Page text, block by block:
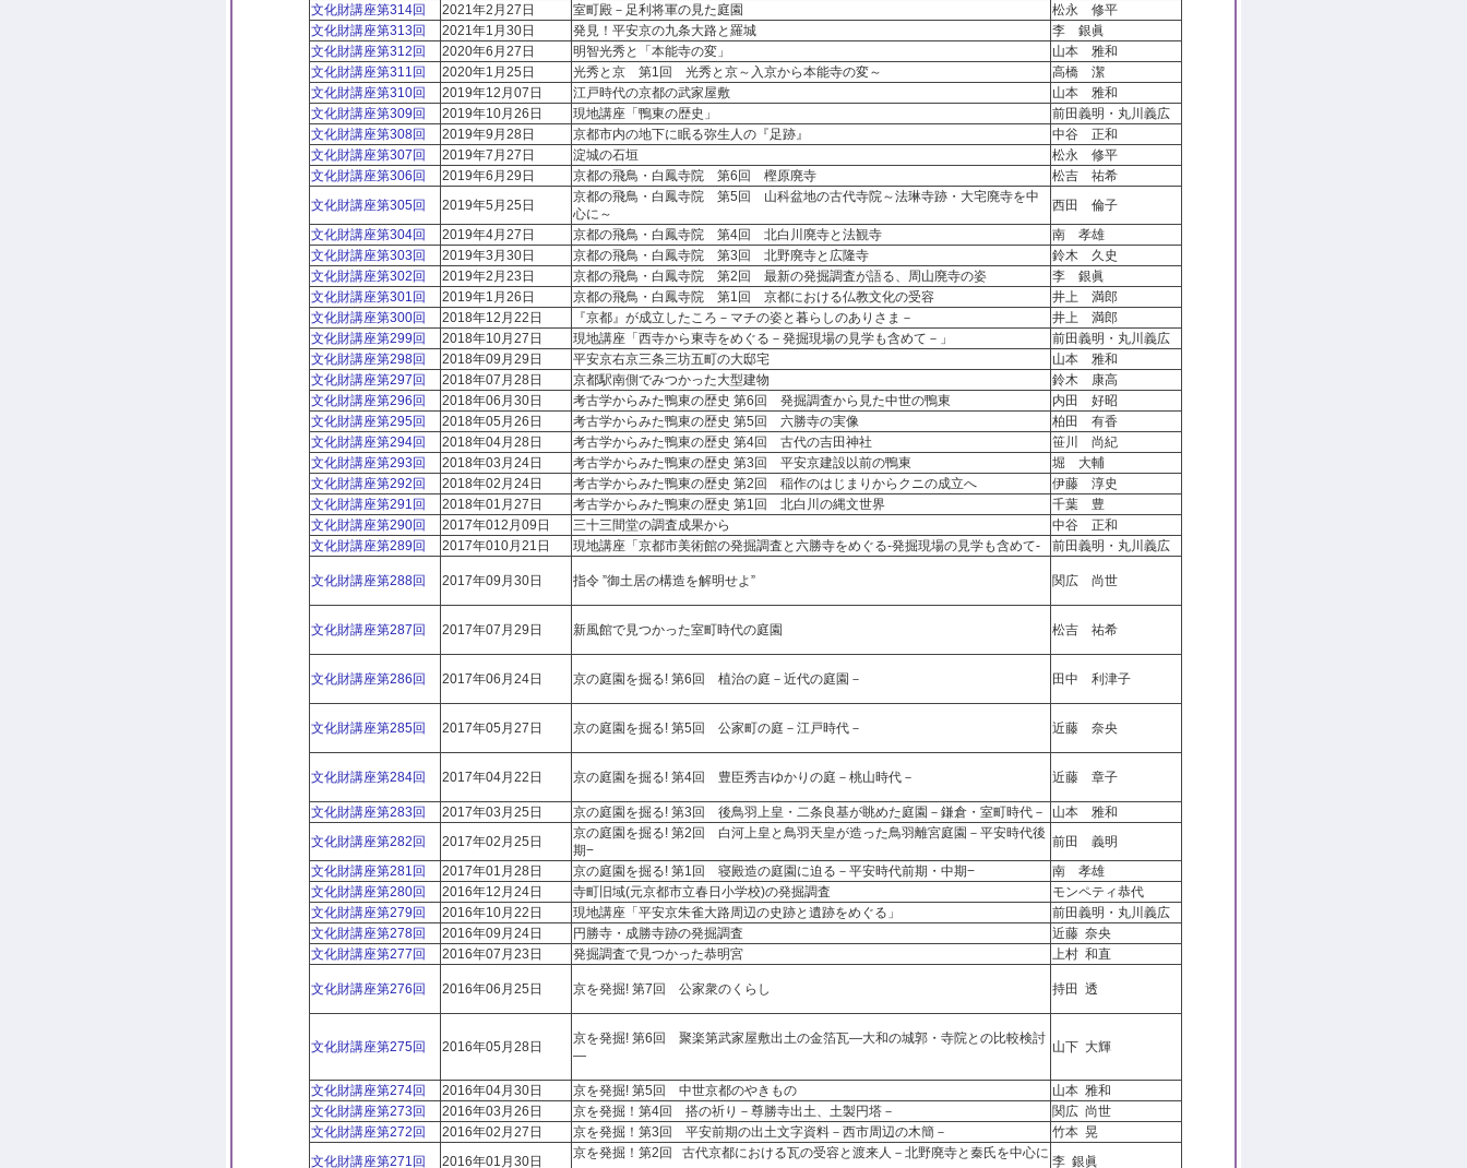
文化財講座第314回
2021年2月27日 室町殿－足利将軍の見た庭園
松永 修平
文化財講座第313回
2021年1月30日 発見！平安京の九条大路と羅城
李 銀眞
文化財講座第312回
2020年6月27日 明智光秀と「本能寺の変」
山本 雅和
文化財講座第311回
2020年1月25日 光秀と京 第1回 光秀と京～入京から本能寺の変～
高橋 潔
文化財講座第310回
2019年12月07日 江戸時代の京都の武家屋敷
山本 雅和
文化財講座第309回
2019年10月26日 現地講座「鴨東の歴史」
前田義明・丸川義広
文化財講座第308回
2019年9月28日 京都市内の地下に眠る弥生人の『足跡』
中谷 正和
文化財講座第307回
2019年7月27日 淀城の石垣
松永 修平
文化財講座第306回
2019年6月29日 京都の飛鳥・白鳳寺院 第6回 樫原廃寺
松吉 祐希
文化財講座第305回
2019年5月25日
京都の飛鳥・白鳳寺院 第5回 山科盆地の古代寺院～法琳寺跡・大宅廃寺を中
心に～
西田 倫子
文化財講座第304回
2019年4月27日 京都の飛鳥・白鳳寺院 第4回 北白川廃寺と法観寺
南 孝雄
文化財講座第303回
2019年3月30日 京都の飛鳥・白鳳寺院 第3回 北野廃寺と広隆寺
鈴木 久史
文化財講座第302回
2019年2月23日 京都の飛鳥・白鳳寺院 第2回 最新の発掘調査が語る、周山廃寺の姿
李 銀眞
文化財講座第301回
2019年1月26日 京都の飛鳥・白鳳寺院 第1回 京都における仏教文化の受容
井上 満郎
文化財講座第300回
2018年12月22日 『京都』が成立したころ－マチの姿と暮らしのありさま－
井上 満郎
文化財講座第299回
2018年10月27日 現地講座「西寺から東寺をめぐる－発掘現場の見学も含めて－」
前田義明・丸川義広
文化財講座第298回
2018年09月29日 平安京右京三条三坊五町の大邸宅
山本 雅和
文化財講座第297回
2018年07月28日 京都駅南側でみつかった大型建物
鈴木 康高
文化財講座第296回
2018年06月30日 考古学からみた鴨東の歴史 第6回 発掘調査から見た中世の鴨東
内田 好昭
文化財講座第295回
2018年05月26日 考古学からみた鴨東の歴史 第5回 六勝寺の実像
柏田 有香
文化財講座第294回
2018年04月28日 考古学からみた鴨東の歴史 第4回 古代の吉田神社
笹川 尚紀
文化財講座第293回
2018年03月24日 考古学からみた鴨東の歴史 第3回 平安京建設以前の鴨東
堀 大輔
文化財講座第292回
2018年02月24日 考古学からみた鴨東の歴史 第2回 稲作のはじまりからクニの成立へ
伊藤 淳史
文化財講座第291回
2018年01月27日 考古学からみた鴨東の歴史 第1回 北白川の縄文世界
千葉 豊
文化財講座第290回
2017年012月09日 三十三間堂の調査成果から
中谷 正和
文化財講座第289回
2017年010月21日 現地講座「京都市美術館の発掘調査と六勝寺をめぐる-発掘現場の見学も含めて- 前田義明・丸川義広
文化財講座第288回 2017年09月30日 指令 ”御土居の構造を解明せよ” 関広 尚世
文化財講座第287回 2017年07月29日 新風館で見つかった室町時代の庭園 松吉 祐希
文化財講座第286回 2017年06月24日 京の庭園を掘る! 第6回 植治の庭－近代の庭園－ 田中 利津子
文化財講座第285回 2017年05月27日 京の庭園を掘る! 第5回 公家町の庭－江戸時代－ 近藤 奈央
文化財講座第284回 2017年04月22日 京の庭園を掘る! 第4回 豊臣秀吉ゆかりの庭－桃山時代－ 近藤 章子
文化財講座第283回 2017年03月25日 京の庭園を掘る! 第3回 後鳥羽上皇・二条良基が眺めた庭園－鎌倉・室町時代－
山本 雅和
文化財講座第282回
2017年02月25日
京の庭園を掘る! 第2回 白河上皇と鳥羽天皇が造った鳥羽離宮庭園－平安時代後
期−
前田 義明
文化財講座第281回
2017年01月28日 京の庭園を掘る! 第1回 寝殿造の庭園に迫る－平安時代前期・中期−
南 孝雄
文化財講座第280回
2016年12月24日 寺町旧域(元京都市立春日小学校)の発掘調査
モンペティ恭代
文化財講座第279回
2016年10月22日 現地講座「平安京朱雀大路周辺の史跡と遺跡をめぐる」
前田義明・丸川義広
文化財講座第278回
2016年09月24日 円勝寺・成勝寺跡の発掘調査
近藤 奈央
文化財講座第277回
2016年07月23日 発掘調査で見つかった恭明宮 上村 和直
文化財講座第276回 2016年06月25日 京を発掘! 第7回 公家衆のくらし 持田 透
文化財講座第275回 2016年05月28日
京を発掘! 第6回 聚楽第武家屋敷出土の金箔瓦―大和の城郭・寺院との比較検討
―
山下 大輝
文化財講座第274回 2016年04月30日 京を発掘! 第5回 中世京都のやきもの
山本 雅和
文化財講座第273回
2016年03月26日 京を発掘！第4回 搭の祈り－尊勝寺出土、土製円塔－
関広 尚世
文化財講座第272回
2016年02月27日 京を発掘！第3回 平安前期の出土文字資料－西市周辺の木簡－
竹本 晃
文化財講座第271回
2016年01月30日
京を発掘！第2回 古代京都における瓦の受容と渡来人－北野廃寺と秦氏を中心に
李 銀眞